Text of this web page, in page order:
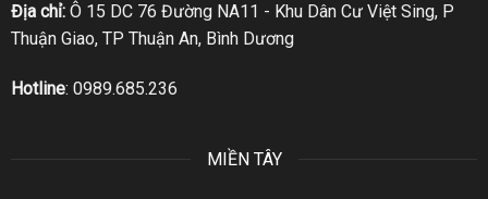
Địa chỉ:Ô 15 DC 76 Đường NA11 - Khu Dân Cư Việt Sing, P
Thuận Giao, TP Thuận An, Bình Dương
Hotline: 0989.685.236
MIỀN TÂY